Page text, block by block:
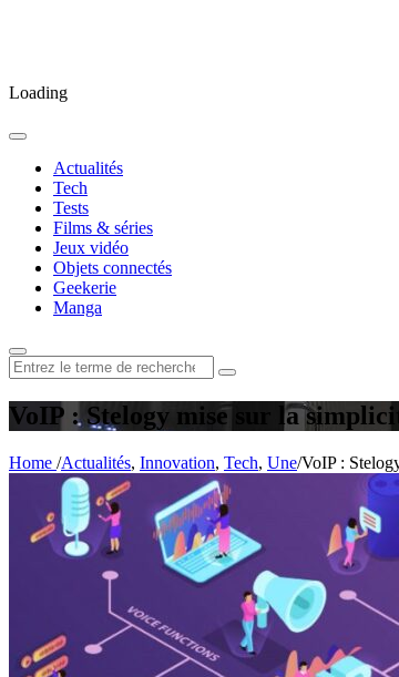
Loading
Actualités
Tech
Tests
Films & séries
Jeux vidéo
Objets connectés
Geekerie
Manga
Rechercher
:
VoIP : Stelogy mise sur la
Home /Actualités, Innovation, Tech, Une/VoIP :